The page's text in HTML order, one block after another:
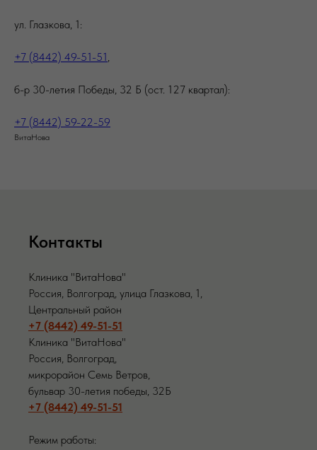
ул. Глазкова, 1:
+7 (8442) 49-51-51,
б-р 30-летия Победы, 32 Б (ост. 127 квартал):
+7 (8442) 59-22-59
ВитаНова
Контакты
Клиника "ВитаНова"
Россия, Волгоград, улица Глазкова, 1,
Центральный район
+7 (8442) 49-51-51
Клиника "ВитаНова"
Россия, Волгоград,
микрорайон Семь Ветров,
бульвар 30-летия победы, 32Б
+7 (8442) 49-51-51
Режим работы: